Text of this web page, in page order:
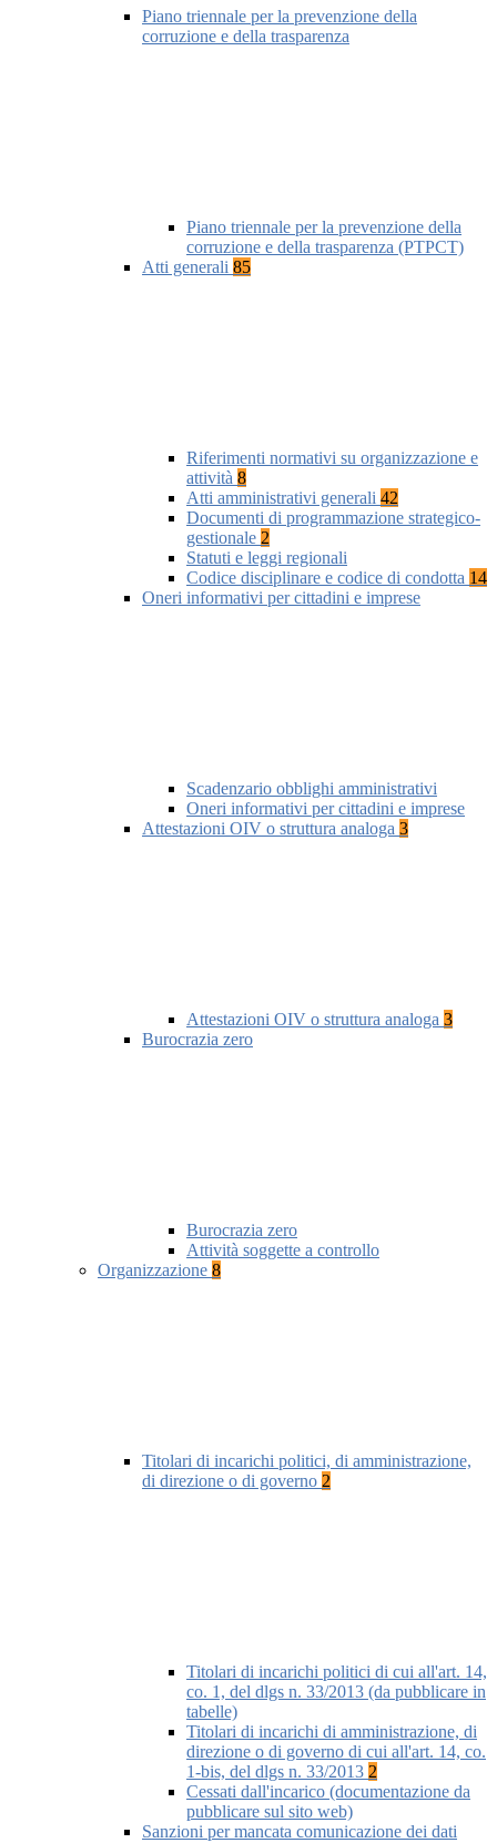
Piano triennale per la prevenzione della
corruzione e della trasparenza
Piano triennale per la prevenzione della
corruzione e della trasparenza (PTPCT)
Atti generali 85
Riferimenti normativi su organizzazione e
attività 8
Atti amministrativi generali 42
Documenti di programmazione strategico-
gestionale 2
Statuti e leggi regionali
Codice disciplinare e codice di condotta 14
Oneri informativi per cittadini e imprese
Scadenzario obblighi amministrativi
Oneri informativi per cittadini e imprese
Attestazioni OIV o struttura analoga 3
Attestazioni OIV o struttura analoga 3
Burocrazia zero
Burocrazia zero
Attività soggette a controllo
Organizzazione 8
Titolari di incarichi politici, di amministrazione,
di direzione o di governo 2
Titolari di incarichi politici di cui all'art. 14,
co. 1, del dlgs n. 33/2013 (da pubblicare in
tabelle)
Titolari di incarichi di amministrazione, di
direzione o di governo di cui all'art. 14, co.
1-bis, del dlgs n. 33/2013 2
Cessati dall'incarico (documentazione da
pubblicare sul sito web)
Sanzioni per mancata comunicazione dei dati